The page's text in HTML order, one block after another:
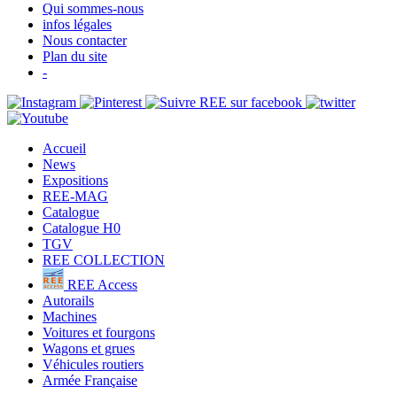
Qui sommes-nous
infos légales
Nous contacter
Plan du site
-
Accueil
News
Expositions
REE-MAG
Catalogue
Catalogue H0
TGV
REE COLLECTION
REE Access
Autorails
Machines
Voitures et fourgons
Wagons et grues
Véhicules routiers
Armée Française